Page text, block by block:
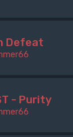
Defeat
- Purity